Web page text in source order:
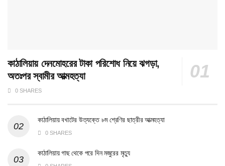
কাঠালিয়ায় দেনমোহরের টাকা পরিশোধ নিয়ে ঝগড়া,
অতঃপর স্বামীর আত্মহত্যা
0 SHARES
কাঠালিয়ায় বখাটের উত্যক্তে ৮ম শ্রেণির ছাত্রীর আত্মহত্যা
0 SHARES
কাঠালিয়ায় গাছ থেকে পরে দিন মজুরের মৃত্যু